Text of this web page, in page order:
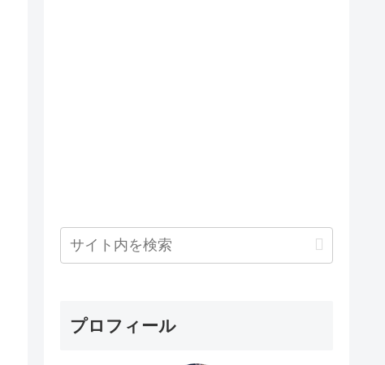
プロフィール